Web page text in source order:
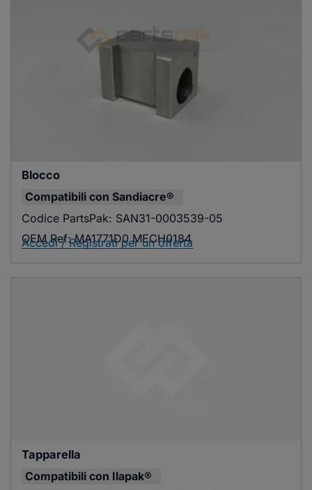
Blocco
Compatibili con Sandiacre®
Codice PartsPak: SAN31-0003539-05
OEM Ref: MA1771D0 MECH0184
Accedi / Registrati per un'offerta
Tapparella
Compatibili con Ilapak®